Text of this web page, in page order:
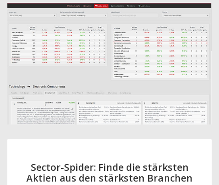
Sector-Spider: Finde die stärksten
Aktien aus den stärksten Branchen